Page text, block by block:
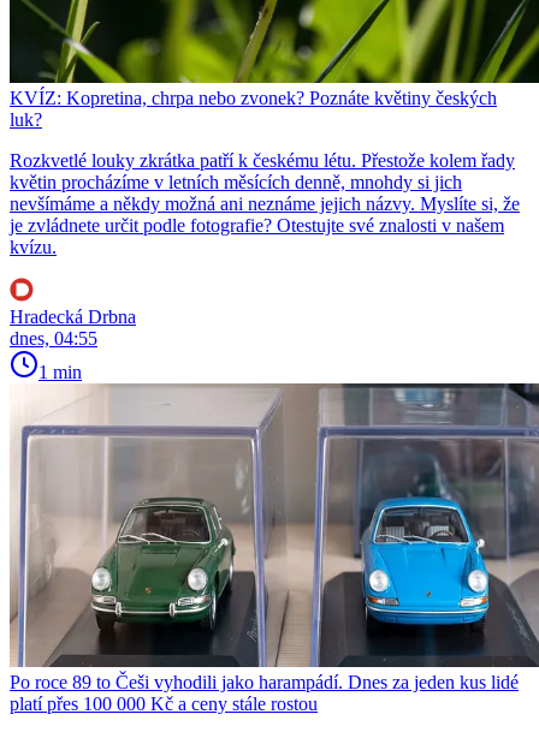
KVÍZ: Kopretina, chrpa nebo zvonek? Poznáte květiny českých
luk?
Rozkvetlé louky zkrátka patří k českému létu. Přestože kolem řady
květin procházíme v letních měsících denně, mnohdy si jich
nevšímáme a někdy možná ani neznáme jejich názvy. Myslíte si, že
je zvládnete určit podle fotografie? Otestujte své znalosti v našem
kvízu.
Hradecká Drbna
dnes, 04:55
1 min
Po roce 89 to Češi vyhodili jako harampádí. Dnes za jeden kus lidé
platí přes 100 000 Kč a ceny stále rostou